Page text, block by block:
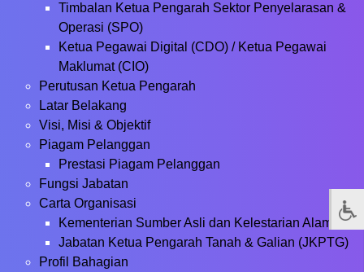
Timbalan Ketua Pengarah Sektor Penyelarasan &
Operasi (SPO)
Ketua Pegawai Digital (CDO) / Ketua Pegawai
Maklumat (CIO)
Perutusan Ketua Pengarah
Latar Belakang
Visi, Misi & Objektif
Piagam Pelanggan
Prestasi Piagam Pelanggan
Fungsi Jabatan
Carta Organisasi
Kementerian Sumber Asli dan Kelestarian Alam
Jabatan Ketua Pengarah Tanah & Galian (JKPTG)
Profil Bahagian